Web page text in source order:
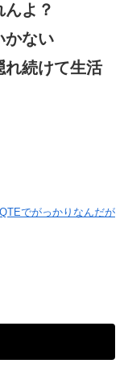
よ？
かない
れ続けて生活
でがっかりなんだが